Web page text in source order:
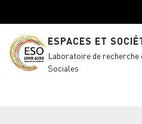
ESPACES ET
Laboratoire de recherche
Sociales